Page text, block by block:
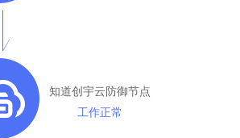
知道创宇云防御节点
工作正常